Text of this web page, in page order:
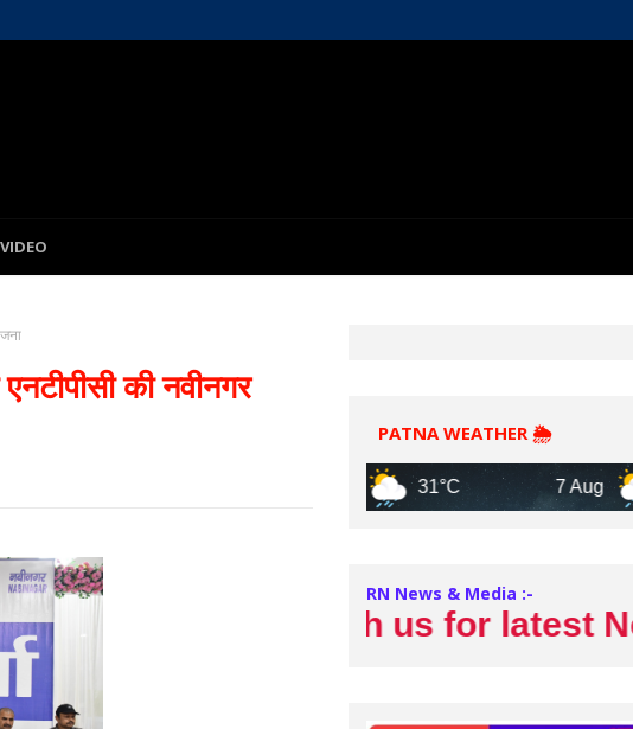
VIDEO
की नवीनगर
PATNA WEATHER 🌦️
31°C 7 Aug 29°C
RN News & Media :-
Stay with us for latest News